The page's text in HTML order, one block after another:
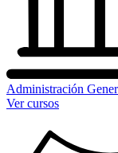
Administración
Ver cursos